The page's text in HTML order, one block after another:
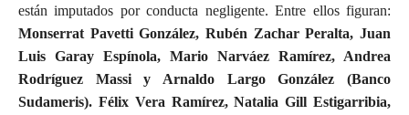
están imputados por conducta negligente. Entre ellos figuran:
Monserrat Pavetti González, Rubén Zachar Peralta, Juan
Luis Garay Espínola, Mario Narváez Ramírez, Andrea
Rodríguez Massi y Arnaldo Largo González (Banco
Sudameris). Félix Vera Ramírez, Natalia Gill Estigarribia,